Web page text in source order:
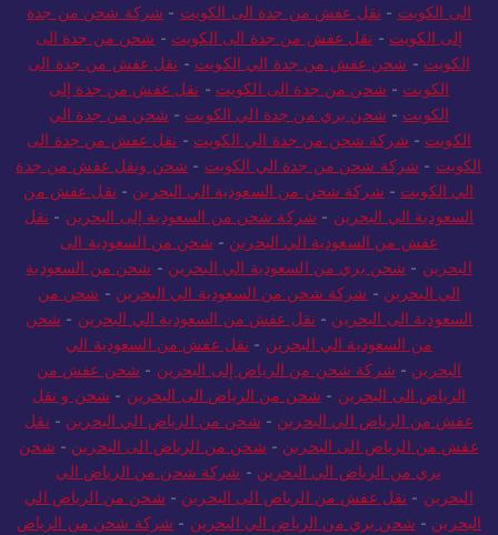
الى الكويت - نقل عفش من جدة الى الكويت - شركة شحن من جدة
إلى الكويت - نقل عفش من جدة الى الكويت - شحن من جدة الى
الكويت - شحن عفش من جدة الي الكويت - نقل عفش من جدة الى
الكويت - شحن من جدة الى الكويت - نقل عفش من جدة إلى
الكويت - شحن بري من جدة الي الكويت - شحن من جدة الي
الكويت - شركة شحن من جدة الي الكويت - نقل عفش من جدة الى
الكويت - شركة شحن من جدة الي الكويت - شحن ونقل عفش من جدة
الي الكويت - شركة شحن من السعودية الي البحرين - نقل عفش من
السعودية الي البحرين - شركة شحن من السعودية إلى البحرين - نقل
عفش من السعودية الي البحرين - شحن من السعودية الى
البحرين - شحن بري من السعودية الي البحرين - شحن من السعودية
الي البحرين - شركة شحن من السعودية الي البحرين - شحن من
السعودية الى البحرين - نقل عفش من السعودية الي البحرين - شحن
من السعودية الي البحرين - نقل عفش من السعودية الي
البحرين - شركة شحن من الرياض إلى البحرين - شحن عفش من
الرياض الى البحرين - شحن من الرياض الى البحرين - شحن و نقل
عفش من الرياض الي البحرين - شحن من الرياض الي البحرين - نقل
عفش من الرياض الى البحرين - شحن من الرياض الى البحرين - شحن
بري من الرياض الي البحرين - شركة شحن من الرياض الي
البحرين - نقل عفش من الرياض الى البحرين - شحن من الرياض الي
البحرين - شحن بري من الرياض الي البحرين - شركة شحن من الرياض